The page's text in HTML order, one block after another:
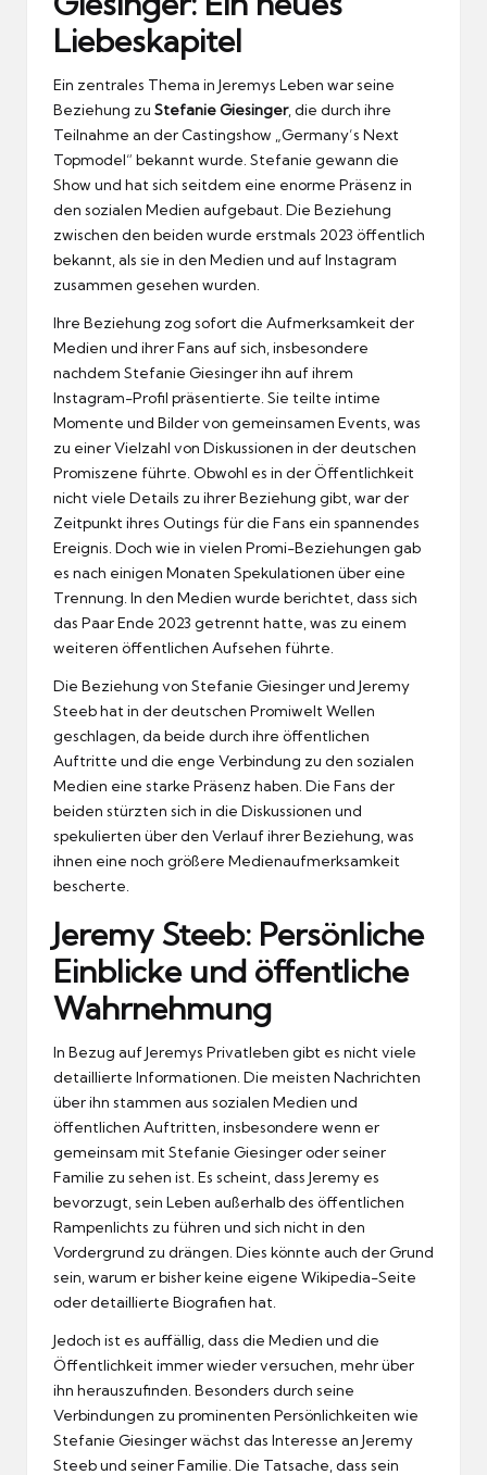
Liebeskapitel
Ein zentrales Thema in Jeremys Leben war seine
Beziehung zu Stefanie Giesinger, die durch ihre
Teilnahme an der Castingshow „Germany’s Next
Topmodel“ bekannt wurde. Stefanie gewann die
Show und hat sich seitdem eine enorme Präsenz in
den sozialen Medien aufgebaut. Die Beziehung
zwischen den beiden wurde erstmals 2023 öffentlich
bekannt, als sie in den Medien und auf Instagram
zusammen gesehen wurden.
Ihre Beziehung zog sofort die Aufmerksamkeit der
Medien und ihrer Fans auf sich, insbesondere
nachdem Stefanie Giesinger ihn auf ihrem
Instagram-Profil präsentierte. Sie teilte intime
Momente und Bilder von gemeinsamen Events, was
zu einer Vielzahl von Diskussionen in der deutschen
Promiszene führte. Obwohl es in der Öffentlichkeit
nicht viele Details zu ihrer Beziehung gibt, war der
Zeitpunkt ihres Outings für die Fans ein spannendes
Ereignis. Doch wie in vielen Promi-Beziehungen gab
es nach einigen Monaten Spekulationen über eine
Trennung. In den Medien wurde berichtet, dass sich
das Paar Ende 2023 getrennt hatte, was zu einem
weiteren öffentlichen Aufsehen führte.
Die Beziehung von Stefanie Giesinger und Jeremy
Steeb hat in der deutschen Promiwelt Wellen
geschlagen, da beide durch ihre öffentlichen
Auftritte und die enge Verbindung zu den sozialen
Medien eine starke Präsenz haben. Die Fans der
beiden stürzten sich in die Diskussionen und
spekulierten über den Verlauf ihrer Beziehung, was
ihnen eine noch größere Medienaufmerksamkeit
bescherte.
Jeremy Steeb: Persönliche
Einblicke und öffentliche
Wahrnehmung
In Bezug auf Jeremys Privatleben gibt es nicht viele
detaillierte Informationen. Die meisten Nachrichten
über ihn stammen aus sozialen Medien und
öffentlichen Auftritten, insbesondere wenn er
gemeinsam mit Stefanie Giesinger oder seiner
Familie zu sehen ist. Es scheint, dass Jeremy es
bevorzugt, sein Leben außerhalb des öffentlichen
Rampenlichts zu führen und sich nicht in den
Vordergrund zu drängen. Dies könnte auch der Grund
sein, warum er bisher keine eigene Wikipedia-Seite
oder detaillierte Biografien hat.
Jedoch ist es auffällig, dass die Medien und die
Öffentlichkeit immer wieder versuchen, mehr über
ihn herauszufinden. Besonders durch seine
Verbindungen zu prominenten Persönlichkeiten wie
Stefanie Giesinger wächst das Interesse an Jeremy
Steeb und seiner Familie. Die Tatsache, dass sein